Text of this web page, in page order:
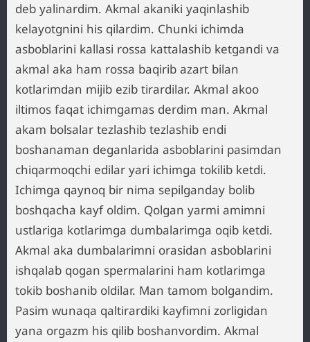
deb yalinardim. Akmal akaniki yaqinlashib
kelayotgnini his qilardim. Chunki ichimda
asboblarini kallasi rossa kattalashib ketgandi va
akmal aka ham rossa baqirib azart bilan
kotlarimdan mijib ezib tirardilar. Akmal akoo
iltimos faqat ichimgamas derdim man. Akmal
akam bolsalar tezlashib tezlashib endi
boshanaman deganlarida asboblarini pasimdan
chiqarmoqchi edilar yari ichimga tokilib ketdi.
Ichimga qaynoq bir nima sepilganday bolib
boshqacha kayf oldim. Qolgan yarmi amimni
ustlariga kotlarimga dumbalarimga oqib ketdi.
Akmal aka dumbalarimni orasidan asboblarini
ishqalab qogan spermalarini ham kotlarimga
tokib boshanib oldilar. Man tamom bolgandim.
Pasim wunaqa qaltirardiki kayfimni zorligidan
yana orgazm his qilib boshanvordim. Akmal